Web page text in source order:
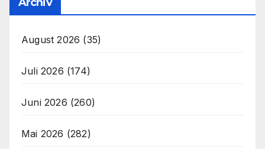
August 2026 (35)
Juli 2026 (174)
Juni 2026 (260)
Mai 2026 (282)